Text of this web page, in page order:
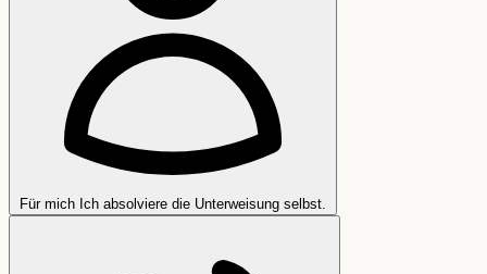
Für mich Ich absolviere die Unterweisung selbst.